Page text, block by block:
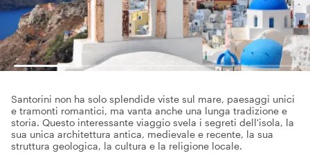
Santorini non ha solo splendide viste sul mare, paesaggi unici
e tramonti romantici, ma vanta anche una lunga tradizione e
storia. Questo interessante viaggio svela i segreti dell'isola, la
sua unica architettura antica, medievale e recente, la sua
struttura geologica, la cultura e la religione locale.